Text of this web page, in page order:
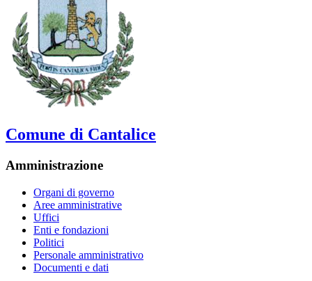
Comune di Cantalice
Amministrazione
Organi di governo
Aree amministrative
Uffici
Enti e fondazioni
Politici
Personale amministrativo
Documenti e dati